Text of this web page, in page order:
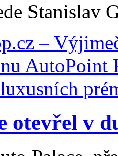
Stanislav
otevřel v